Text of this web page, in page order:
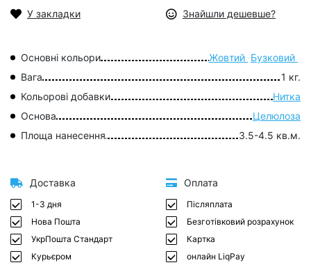
У закладки Знайшли дешевше?
Основні кольори Жовтий Бузковий
Вага
1 кг.
Кольорові добавки
Нитка
Основа
Целюлоза
Площа нанесення
3.5-4.5 кв.м.
Доставка
1-3 дня
Нова Пошта
УкрПошта Стандарт
Курьєром
Оплата
Післяплата
Безготівковий розрахунок
Картка
онлайн LiqPay